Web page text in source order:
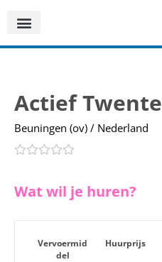
Actief Twente
Beuningen (ov) / Nederland
Wat wil je huren?
Vervoermid
del
Huurprijs